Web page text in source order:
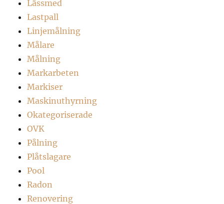
Låssmed
Lastpall
Linjemålning
Målare
Målning
Markarbeten
Markiser
Maskinuthyrning
Okategoriserade
OVK
Pålning
Plåtslagare
Pool
Radon
Renovering